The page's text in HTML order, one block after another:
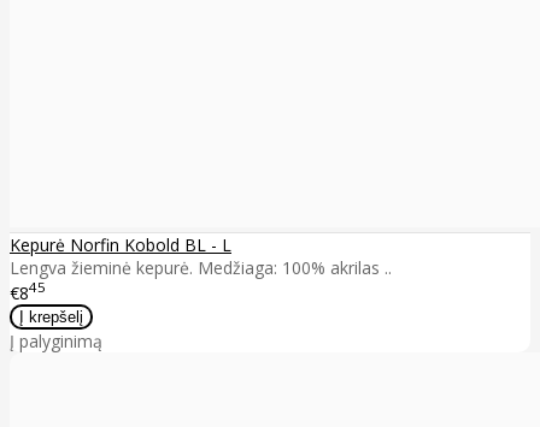
Kepurė Norfin Kobold BL - L
Lengva žieminė kepurė. Medžiaga: 100% akrilas ..
€845
Į palyginimą